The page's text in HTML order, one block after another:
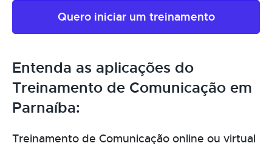
Quero iniciar um treinamento
Entenda as aplicações do
Treinamento de Comunicação em
Parnaíba:
Treinamento de Comunicação online ou virtual